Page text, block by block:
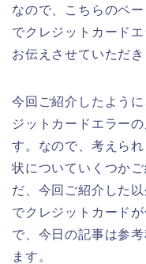
なので、こちらのペ
でクレジットカード
お伝えさせていただき
今回ご紹介したよう
ジットカードエラー
す。なので、考えら
状についていくつか
だ、今回ご紹介した
でクレジットカード
で、今日の記事は参
ます。